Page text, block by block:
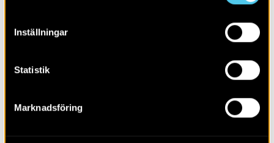
Inställningar
Statistik
Marknadsföring
RAPPORT 2016:111
S:ta Gertruds kapell och kapellbäcken